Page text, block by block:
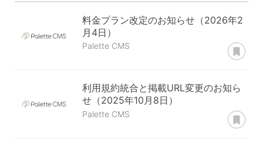
料金プラン改定のお知らせ（2026年2
月4日）
Palette CMS
利用規約統合と掲載URL変更のお知ら
せ（2025年10月8日）
Palette CMS